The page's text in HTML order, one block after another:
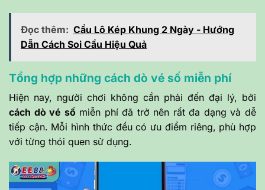
Đọc thêm: Cầu Lô Kép Khung 2 Ngày - Hướng
Dẫn Cách Soi Cầu Hiệu Quả
Tổng hợp những cách dò vé số miễn phí
Hiện nay, người chơi không cần phải đến đại lý, bởi
cách dò vé sốmiễn phí đã trở nên rất đa dạng và dễ
tiếp cận. Mỗi hình thức đều có ưu điểm riêng, phù hợp
với từng thói quen sử dụng.